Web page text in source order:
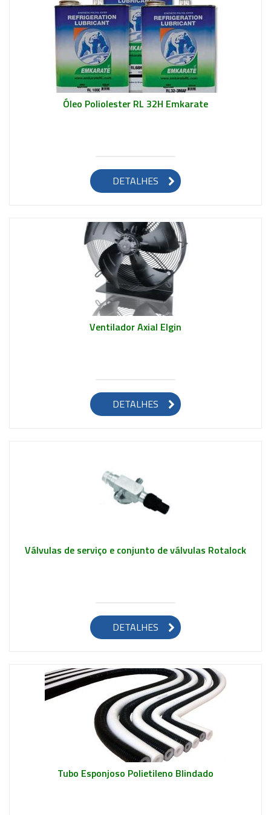
Óleo Poliolester RL 32H Emkarate
DETALHES
Saiba mais
Ventilador Axial Elgin
DETALHES
Saiba mais
Válvulas de serviço e conjunto de válvulas Rotalock
DETALHES
Saiba mais
Tubo Esponjoso Polietileno Blindado